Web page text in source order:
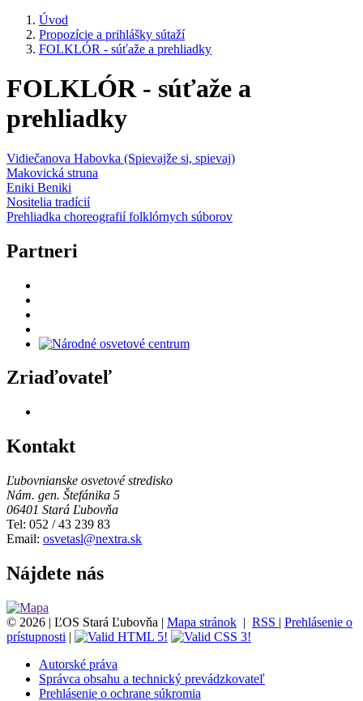
Úvod
Propozície a prihlášky sútaží
FOLKLÓR - súťaže a prehliadky
FOLKLÓR - súťaže a
prehliadky
Vidiečanova Habovka (Spievajže si, spievaj)
Makovická struna
Eniki Beniki
Nositelia tradícií
Prehliadka choreografií folklórnych súborov
Partneri
Zriaďovateľ
Kontakt
Ľubovnianske osvetové stredisko
Nám. gen. Štefánika 5
06401 Stará Ľubovňa
Tel: 052 / 43 239 83
Email: osvetasl@nextra.sk
Nájdete nás
© 2026 | ĽOS Stará Ľubovňa | Mapa stránok | RSS | Prehlásenie o
prístupnosti |
Autorské práva
Správca obsahu a technický prevádzkovateľ
Prehlásenie o ochrane súkromia